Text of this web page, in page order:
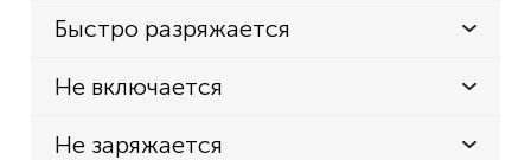
Быстро разряжается
Не включается
Не заряжается